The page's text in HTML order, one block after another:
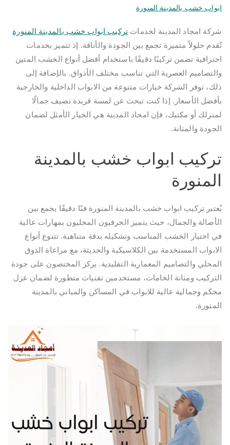
ابواب خشب بالمدينة المنورة
شركة امجاد المدينة لخدمات تركيب ابواب خشب بالمدينة المنورة
تُقدم حلولاً متميزة تجمع بين الجودة والأناقة. إذ تتميز بخدمات
احترافية تضمن تركيبًا دقيقًا باستخدام أفضل أنواع الخشب المتين
والتصاميم العصرية التي تناسب مختلف الأذواق. بالإضافة إلى
ذلك، توفر الشركة خيارات متنوعة من الابواب الداخلية والخارجية
بأفضل الأسعار. إذا كنت تبحث عن لمسة فريدة تضيف جمالًا
لمنزلك أو مكتبك، فإن امجاد المدينة هي الخيار الأمثل لضمان
الجودة والمتانة.
تركيب ابواب خشب بالمدينة
المنورة
يُعتبر تركيب ابواب خشب بالمدينة المنورة فنًا دقيقًا يجمع بين
الأصالة والجمال، حيث يتميز الحرفيون المحليون بمهارات عالية
في اختيار الخشب المناسب وتشكيله بدقة متناهية. تتنوع أنواع
الابواب المستخدمة بين الكلاسيكية والحديثة، مع مراعاة الذوق
المحلي والتصاميم المعمارية التقليدية. يركز المختصون على جودة
التركيب ومتانة الخامات، مستخدمين تقنيات متطورة لضمان عزل
محكم وجمالية عالية للابواب في المساكن والمباني بالمدينة
المنورة.